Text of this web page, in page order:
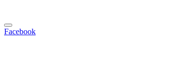
Facebook